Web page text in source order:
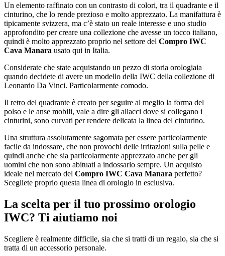
Un elemento raffinato con un contrasto di colori, tra il quadrante e il
cinturino, che lo rende prezioso e molto apprezzato. La manifattura è
tipicamente svizzera, ma c’è stato un reale interesse e uno studio
approfondito per creare una collezione che avesse un tocco italiano,
quindi è molto apprezzato proprio nel settore del Compro IWC
Cava Manara usato qui in Italia.
Considerate che state acquistando un pezzo di storia orologiaia
quando decidete di avere un modello della IWC della collezione di
Leonardo Da Vinci. Particolarmente comodo.
Il retro del quadrante è creato per seguire al meglio la forma del
polso e le anse mobili, vale a dire gli allacci dove si collegano i
cinturini, sono curvati per rendere delicata la linea del cinturino.
Una struttura assolutamente sagomata per essere particolarmente
facile da indossare, che non provochi delle irritazioni sulla pelle e
quindi anche che sia particolarmente apprezzato anche per gli
uomini che non sono abituati a indossarlo sempre. Un acquisto
ideale nel mercato del Compro IWC Cava Manara perfetto?
Scegliete proprio questa linea di orologio in esclusiva.
La scelta per il tuo prossimo orologio
IWC? Ti aiutiamo noi
Scegliere è realmente difficile, sia che si tratti di un regalo, sia che si
tratta di un accessorio personale.